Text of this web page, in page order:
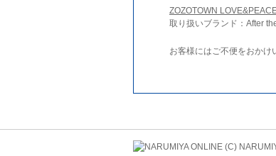
ZOZOTOWN
取り扱いブランド：After
お客様にはご不便をおかけ